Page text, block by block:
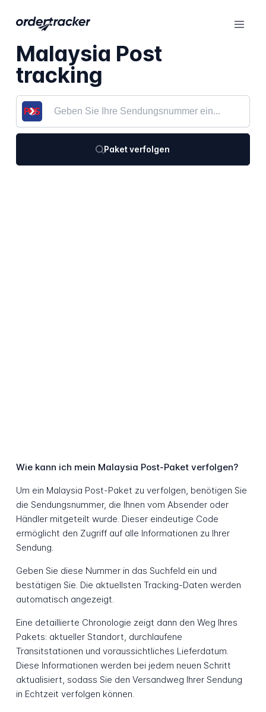
Malaysia Post
tracking
Paket verfolgen
Wie kann ich mein Malaysia Post-Paket verfolgen?
Um ein Malaysia Post-Paket zu verfolgen, benötigen Sie
die Sendungsnummer, die Ihnen vom Absender oder
Händler mitgeteilt wurde. Dieser eindeutige Code
ermöglicht den Zugriff auf alle Informationen zu Ihrer
Sendung.
Geben Sie diese Nummer in das Suchfeld ein und
bestätigen Sie. Die aktuellsten Tracking-Daten werden
automatisch angezeigt.
Eine detaillierte Chronologie zeigt dann den Weg Ihres
Pakets: aktueller Standort, durchlaufene
Transitstationen und voraussichtliches Lieferdatum.
Diese Informationen werden bei jedem neuen Schritt
aktualisiert, sodass Sie den Versandweg Ihrer Sendung
in Echtzeit verfolgen können.